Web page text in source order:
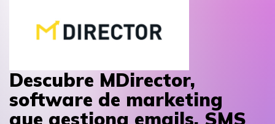
Descubre MDirector,
software de marketing
que gestiona emails, SMS